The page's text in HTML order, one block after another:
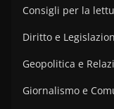
Consigli per la
Diritto e
Geopolitica e
Giornalismo e